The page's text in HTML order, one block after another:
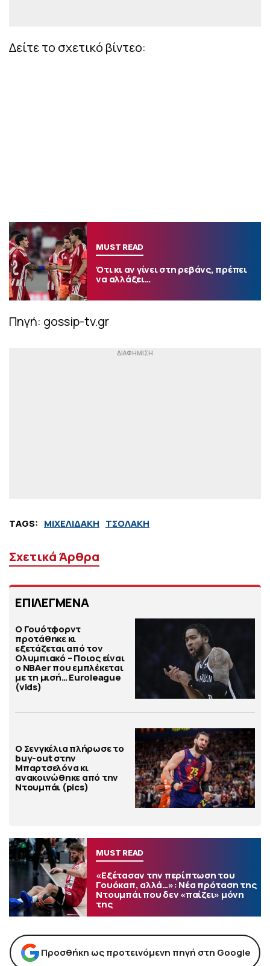
Δείτε το σχετικό βίντεο:
MUST READ
Ότι κι αν γίνει στη ρεβάνς, πρέπει
να αλλάξει…
Πηγή: gossip-tv.gr
TAGS: ΜΙΧΕΛΙΔΑΚΗ ΤΣΟΛΑΚΗ
Σχετικά Άρθρα
ΕΠΙΛΕΓΜΕΝΑ
Ο Γουότφορντ
προτάθηκε κι
εξετάζεται από τον
Ολυμπιακό – Ποιος είναι
ο ΝΒΑer που εμπλέκεται
με τη μισή… Euroleague
(vids)
Ο Σενγκέλια πλήρωσε το
buy-out στην
Μπαρτσελόνα κι
ανακοινώθηκε από την
Ντουμπάι (pics)
MUST READ
«Εξέτασαν την περίπτωση του
Γουόκαπ, αλλά…»: Νέα πρόταση της
Ντουμπάι που δεν «παίζει» μόνη
της
Προσθήκη ως προτεινόμενη πηγή στη Google